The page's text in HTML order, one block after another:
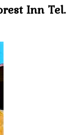
Inn Tel.